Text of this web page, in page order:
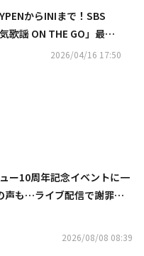
からINIまで！SBS
気歌謡 ON THE GO」最終
ンナップを公開…計19組が
2026/04/16 17:50
ー10周年記念イベントに一
声も…ライブ配信で謝罪
2026/08/08 08:39